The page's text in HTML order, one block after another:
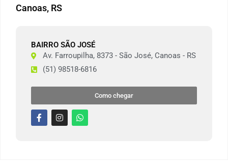
Canoas, RS
BAIRRO SÃO JOSÉ
Av. Farroupilha, 8373 - São José, Canoas - RS
(51) 98518-6816
Como chegar